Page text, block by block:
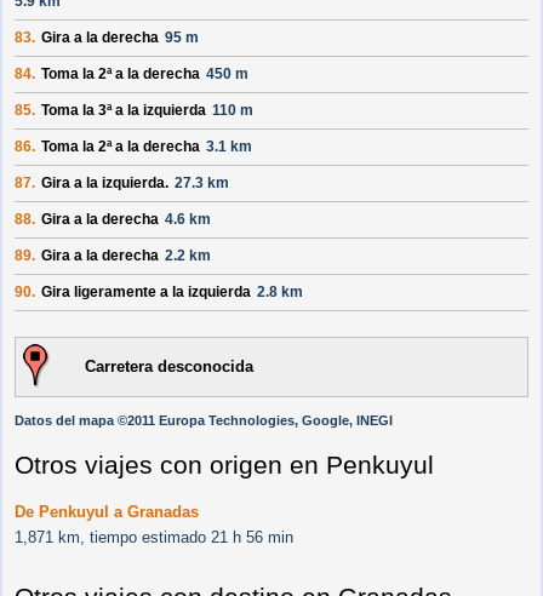
83. Gira a la derecha 95 m
84. Toma la 2ª a la derecha 450 m
85. Toma la 3ª a la izquierda 110 m
86. Toma la 2ª a la derecha 3.1 km
87. Gira a la izquierda. 27.3 km
88. Gira a la derecha 4.6 km
89. Gira a la derecha 2.2 km
90. Gira ligeramente a la izquierda 2.8 km
Carretera desconocida
Datos del mapa ©2011 Europa Technologies, Google, INEGI
Otros viajes con origen en Penkuyul
De Penkuyul a Granadas
1,871 km, tiempo estimado 21 h 56 min